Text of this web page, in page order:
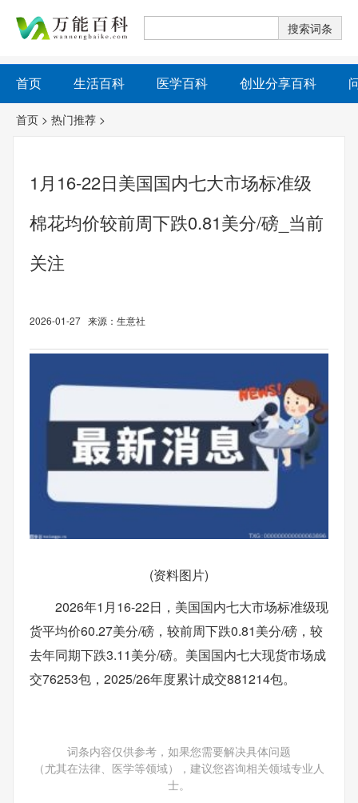
首页 生活百科 医学百科 创业分享百科
首页 > 热门推荐 >
1月16-22日美国国内七大市场标准级
棉花均价较前周下跌0.81美分/磅_当前
关注
2026-01-27 来源：生意社
(资料图片)
2026年1月16-22日，美国国内七大市场标准级现
货平均价60.27美分/磅，较前周下跌0.81美分/磅，较
去年同期下跌3.11美分/磅。美国国内七大现货市场成
交76253包，2025/26年度累计成交881214包。
词条内容仅供参考，如果您需要解决具体问题
（尤其在法律、医学等领域），建议您咨询相关领域专业人
士。